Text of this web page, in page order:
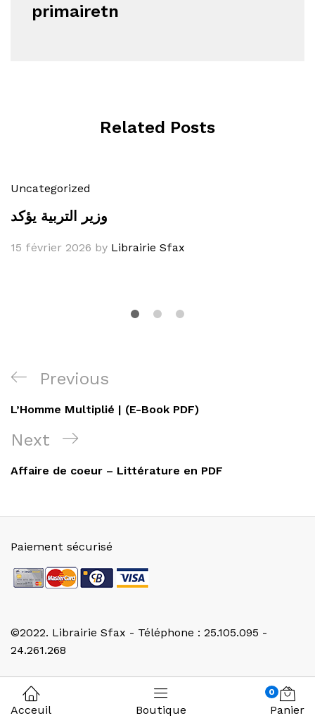
primairetn
Related Posts
Uncategorized
وزير التربية يؤكد
15 février 2026 by Librairie Sfax
Navigation
de
l’article
Previous
Post
Previous
L’Homme Multiplié | (E-Book PDF)
Next
Post
Next
Affaire de coeur – Littérature en PDF
©2022. Librairie Sfax - Téléphone : 25.105.095 -
24.261.268
Paiement sécurisé
Acceuil Boutique
0
Panier